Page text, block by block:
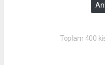
Toplam 400